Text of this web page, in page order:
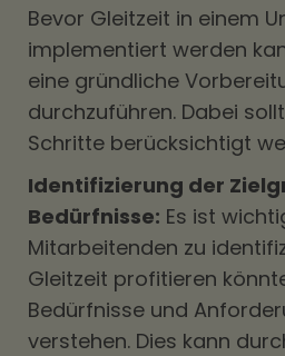
Bevor Gleitzeit in einem
implementiert werden
eine gründliche
durchzuführen. Dabei
Schritte berücksichtigt
Identifizierung der
Bedürfnisse: Es ist
Mitarbeitenden zu
Gleitzeit profitieren
Bedürfnisse und
verstehen. Dies kann